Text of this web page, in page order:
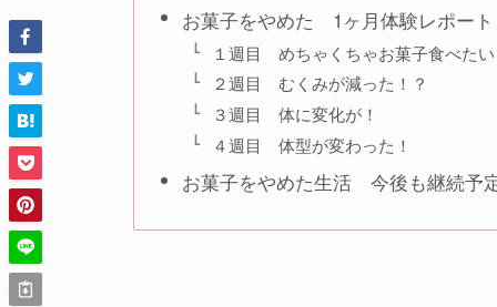
お菓子をやめた 1ヶ月体験レポート
１週目 めちゃくちゃお菓子食べた
２週目 むくみが減った！？
３週目 体に変化が！
４週目 体型が変わった！
お菓子をやめた生活 今後も継続予